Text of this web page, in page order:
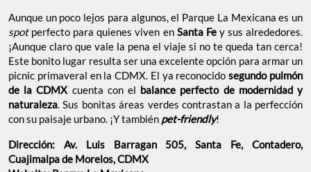
Aunque un poco lejos para algunos, el Parque La Mexicana es un
spotperfecto para quienes viven en Santa Fey sus alrededores.
¡Aunque claro que vale la pena el viaje si no te queda tan cerca!
Este bonito lugar resulta ser una excelente opción para armar un
picnic primaveral en la CDMX. El ya reconocidosegundo pulmón
de la CDMX cuenta con el balance perfecto de modernidad y
naturaleza. Sus bonitas áreas verdes contrastan a la perfección
con su paisaje urbano. ¡Y también pet-friendly!
Dirección: Av. Luis Barragan 505, Santa Fe, Contadero,
Cuajimalpa de Morelos, CDMX